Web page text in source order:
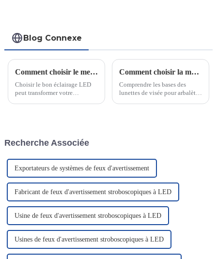
Blog Connexe
Comment choisir le meilleur éclairage LED
Choisir le bon éclairage LED
peut transformer votre
Comment choisir la meilleure lunette de visée pour arbalète avec télémètre pour une précision accrue à la chasse à l'arc ?
Comprendre les bases des
lunettes de visée pour arbalètes
Recherche Associée
Exportateurs de systèmes de feux d'avertissement
Fabricant de feux d'avertissement stroboscopiques à LED
Usine de feux d'avertissement stroboscopiques à LED
Usines de feux d'avertissement stroboscopiques à LED